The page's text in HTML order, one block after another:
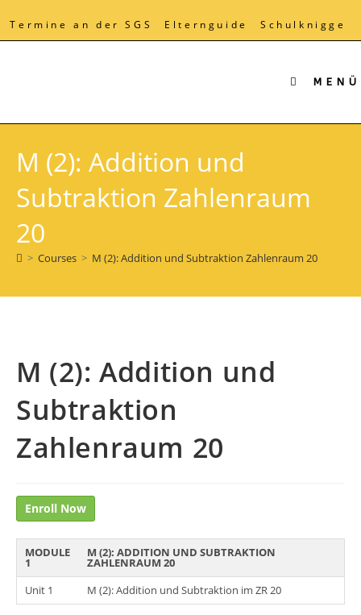
springen
Termine an der SGS Elternguide Schulknigge
MENÜ
M (2): Addition und
Subtraktion Zahlenraum
20
> Courses > M (2): Addition und Subtraktion Zahlenraum 20
M (2): Addition und
Subtraktion
Zahlenraum 20
Enroll Now
MODULE
1
M (2): ADDITION UND SUBTRAKTION
ZAHLENRAUM 20
Unit 1
M (2): Addition und Subtraktion im ZR 20